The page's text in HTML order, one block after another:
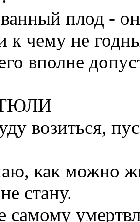
плод -
к чему не
вполне
возиться,
как можно
стану.
самому